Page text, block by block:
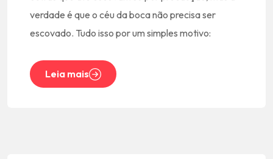
verdade é que o céu da boca não precisa ser
escovado. Tudo isso por um simples motivo:
Leia mais